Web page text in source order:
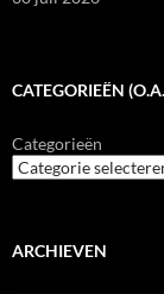
CATEGORIEËN
Categorieën
ARCHIEVEN